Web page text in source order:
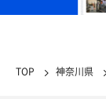
TOP 神奈川県